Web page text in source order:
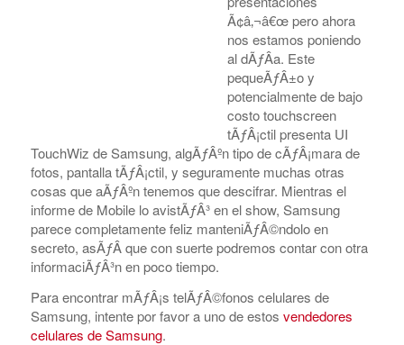
Ã¢â‚¬â€œ pero ahora
nos estamos poniendo
al dÃƒÂ­a. Este
pequeÃƒÂ±o y
potencialmente de bajo
costo touchscreen
tÃƒÂ¡ctil presenta UI
TouchWiz de Samsung, algÃƒÂºn tipo de cÃƒÂ¡mara de
fotos, pantalla tÃƒÂ¡ctil, y seguramente muchas otras
cosas que aÃƒÂºn tenemos que descifrar. Mientras el
informe de Mobile lo avistÃƒÂ³ en el show, Samsung
parece completamente feliz manteniÃƒÂ©ndolo en
secreto, asÃƒÂ­ que con suerte podremos contar con otra
informaciÃƒÂ³n en poco tiempo.
Para encontrar mÃƒÂ¡s telÃƒÂ©fonos celulares de
Samsung, intente por favor a uno de estos vendedores
celulares de Samsung.